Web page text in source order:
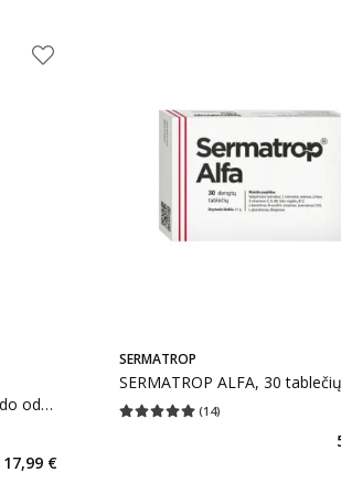
odai,
nuolaida
17,99 €
SERMATROP
SERMATROP ALFA, 30 tablečių
(14)
Vidutinis įvertinimas 5.00